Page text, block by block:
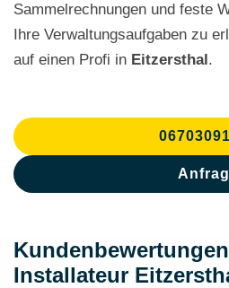
Sammelrechnungen und feste
Ihre Verwaltungsaufgaben zu
auf einen Profi in Eitzersthal.
Installateur